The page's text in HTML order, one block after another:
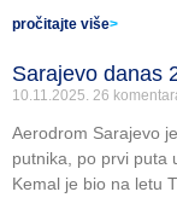
pročitajte više>
Sarajevo danas
10.11.2025. 26
Aerodrom Sarajevo
putnika, po prvi puta
Kemal je bio na letu